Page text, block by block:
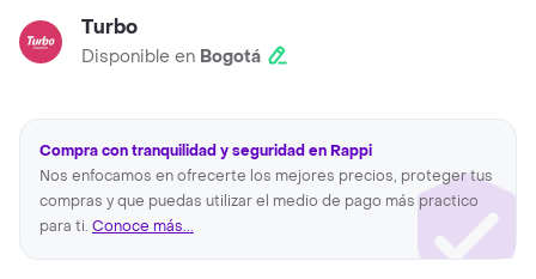
Turbo
Disponible en Bogotá
Compra con tranquilidad y seguridad en Rappi
Nos enfocamos en ofrecerte los mejores precios, proteger tus
compras y que puedas utilizar el medio de pago más practico
para ti. Conoce más...